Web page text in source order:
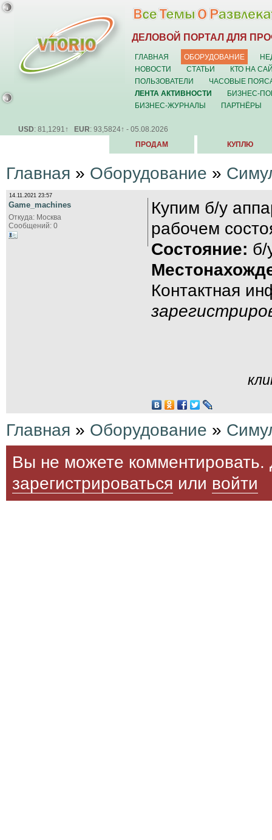
ДЕЛОВОЙ ПОРТАЛ ДЛЯ
ГЛАВНАЯ ОБОРУДОВАНИЕ
НОВОСТИ
СТАТЬИ
КТО НА
ПОЛЬЗОВАТЕЛИ
ЧАСОВЫЕ
ЛЕНТА АКТИВНОСТИ
БИЗНЕС-
БИЗНЕС-ЖУРНАЛЫ
ПАРТНЁРЫ
USD: 81,1291↑ EUR: 93,5824↑ - 05.08.2026
ПРОДАМ КУПЛЮ
Главная » Оборудование »
14.11.2021 23:57
Game_machines
Откуда: Москва
Сообщений: 0
Купим б/у
рабочем
Состояние: б/
Контактная
Главная » Оборудование »
Вы не можете комментировать.
зарегистрироваться или войти